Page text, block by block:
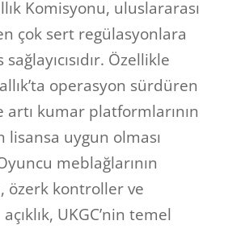
Komisyonu, uluslararası
çok sert regülasyonlara
Özellikle
operasyon sürdüren
kumar platformlarının
lisansa uygun olması
meblağlarının
özerk kontroller ve
UKGC’nin temel